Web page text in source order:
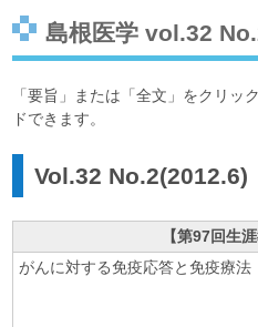
島根医学 vol.32
「要旨」または「全文」をクリッ
ドできます。
Vol.32 No.2(2012.6)
【第97回生
がんに対する免疫応答と免疫療法